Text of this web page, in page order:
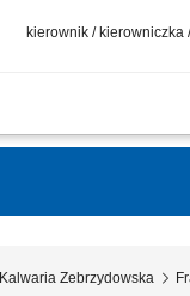
kierownik /
Główne zadania:
Kalwaria Zebrzydowska